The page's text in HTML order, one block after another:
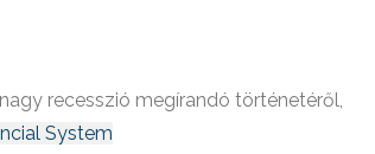
recesszió megírandó történetéről,
System